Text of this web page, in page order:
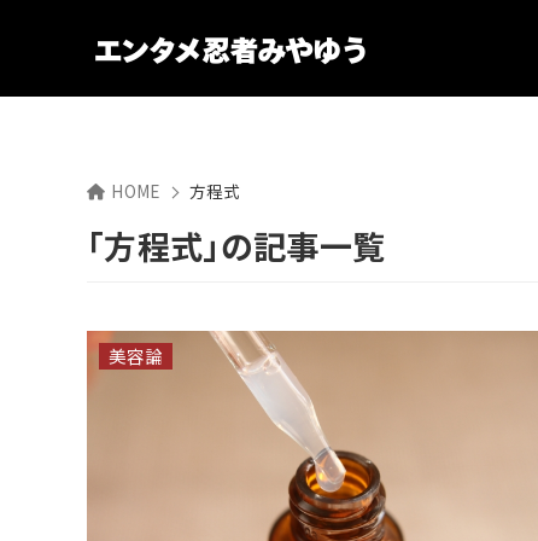
HOME 方程式
「方程式」の記事一覧
美容論